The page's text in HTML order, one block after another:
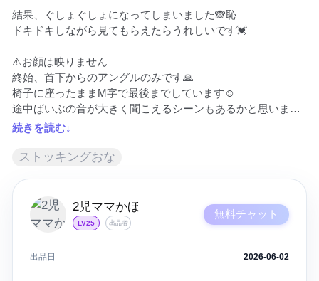
結果、ぐしょぐしょになってしまいました🙈恥
ドキドキしながら見てもらえたらうれしいです💓
⚠️お顔は映りません
終始、首下からのアングルのみです🙏
椅子に座ったままM字で最後までしています☺️
途中ばいぶの音が大きく聞こえるシーンもあるかと思います
💦音量お気をつけください🙏
お顔は全く入れてないのでいつもより少しお安めに出品して
続きを読む↓
ストッキングおな
2児ママかほ
LV25 出品者
無料チャット
出品日 2026-06-02